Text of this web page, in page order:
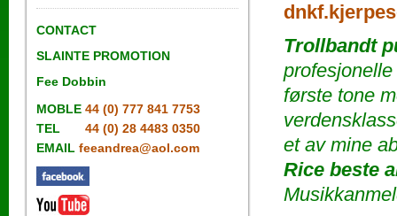
CONTACT
SLAINTE PROMOTION
Fee Dobbin
MOBLE 44 (0) 777 841 7753
TEL 44 (0) 28 4483 0350
EMAIL feeandrea@aol.com
Trollbandt
første tone
et av mine
Rice beste